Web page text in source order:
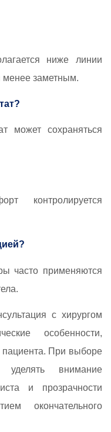
ниже линии
менее заметным.
может сохраняться
контролируется
часто применяются
с хирургом
особенности,
пациента. При выборе
уделять внимание
и прозрачности
окончательного